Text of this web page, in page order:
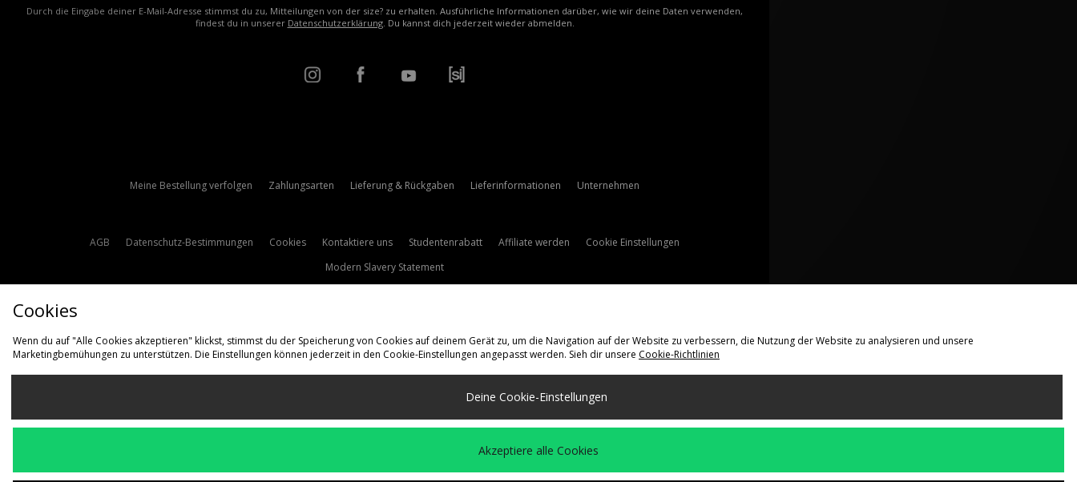
Durch die Eingabe deiner E-Mail-Adresse stimmst du zu, Mitteilungen von der size? zu erhalten. Ausführliche Informationen darüber, wie wir deine Daten verwenden,
findest du in unserer Datenschutzerklärung. Du kannst dich jederzeit wieder abmelden.
Meine Bestellung verfolgen Zahlungsarten Lieferung & Rückgaben Lieferinformationen Unternehmen
AGB Datenschutz-Bestimmungen Cookies Kontaktiere uns Studentenrabatt Affiliate werden
Cookie Einstellungen
Modern Slavery Statement
Lieferung Nach
Wir akzeptieren die folgenden Zahlungsmethoden
Cookies
Wenn du auf "Alle Cookies akzeptieren" klickst, stimmst du der Speicherung von Cookies auf deinem Gerät zu, um die Navigation auf der Website zu verbessern, die Nutzung der Website zu analysieren und unsere
Marketingbemühungen zu unterstützen. Die Einstellungen können jederzeit in den Cookie-Einstellungen angepasst werden. Sieh dir unsere Cookie-Richtlinien
Deine Cookie-Einstellungen
Akzeptiere alle Cookies